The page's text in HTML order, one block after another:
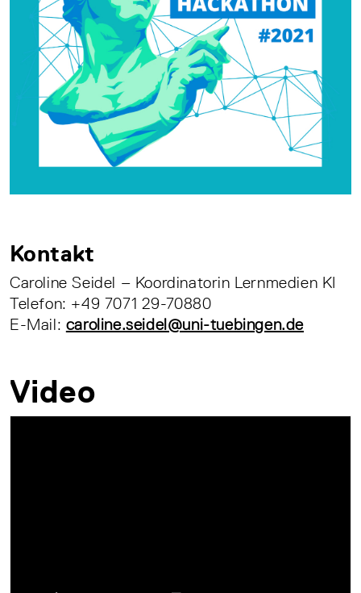
Kontakt
Caroline Seidel – Koordinatorin Lernmedien KI
Telefon: +49 7071 29-70880
E-Mail: caroline.seidel@uni-tuebingen.de
Video